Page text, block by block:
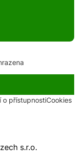
o přístupnostiCookies
s.r.o.